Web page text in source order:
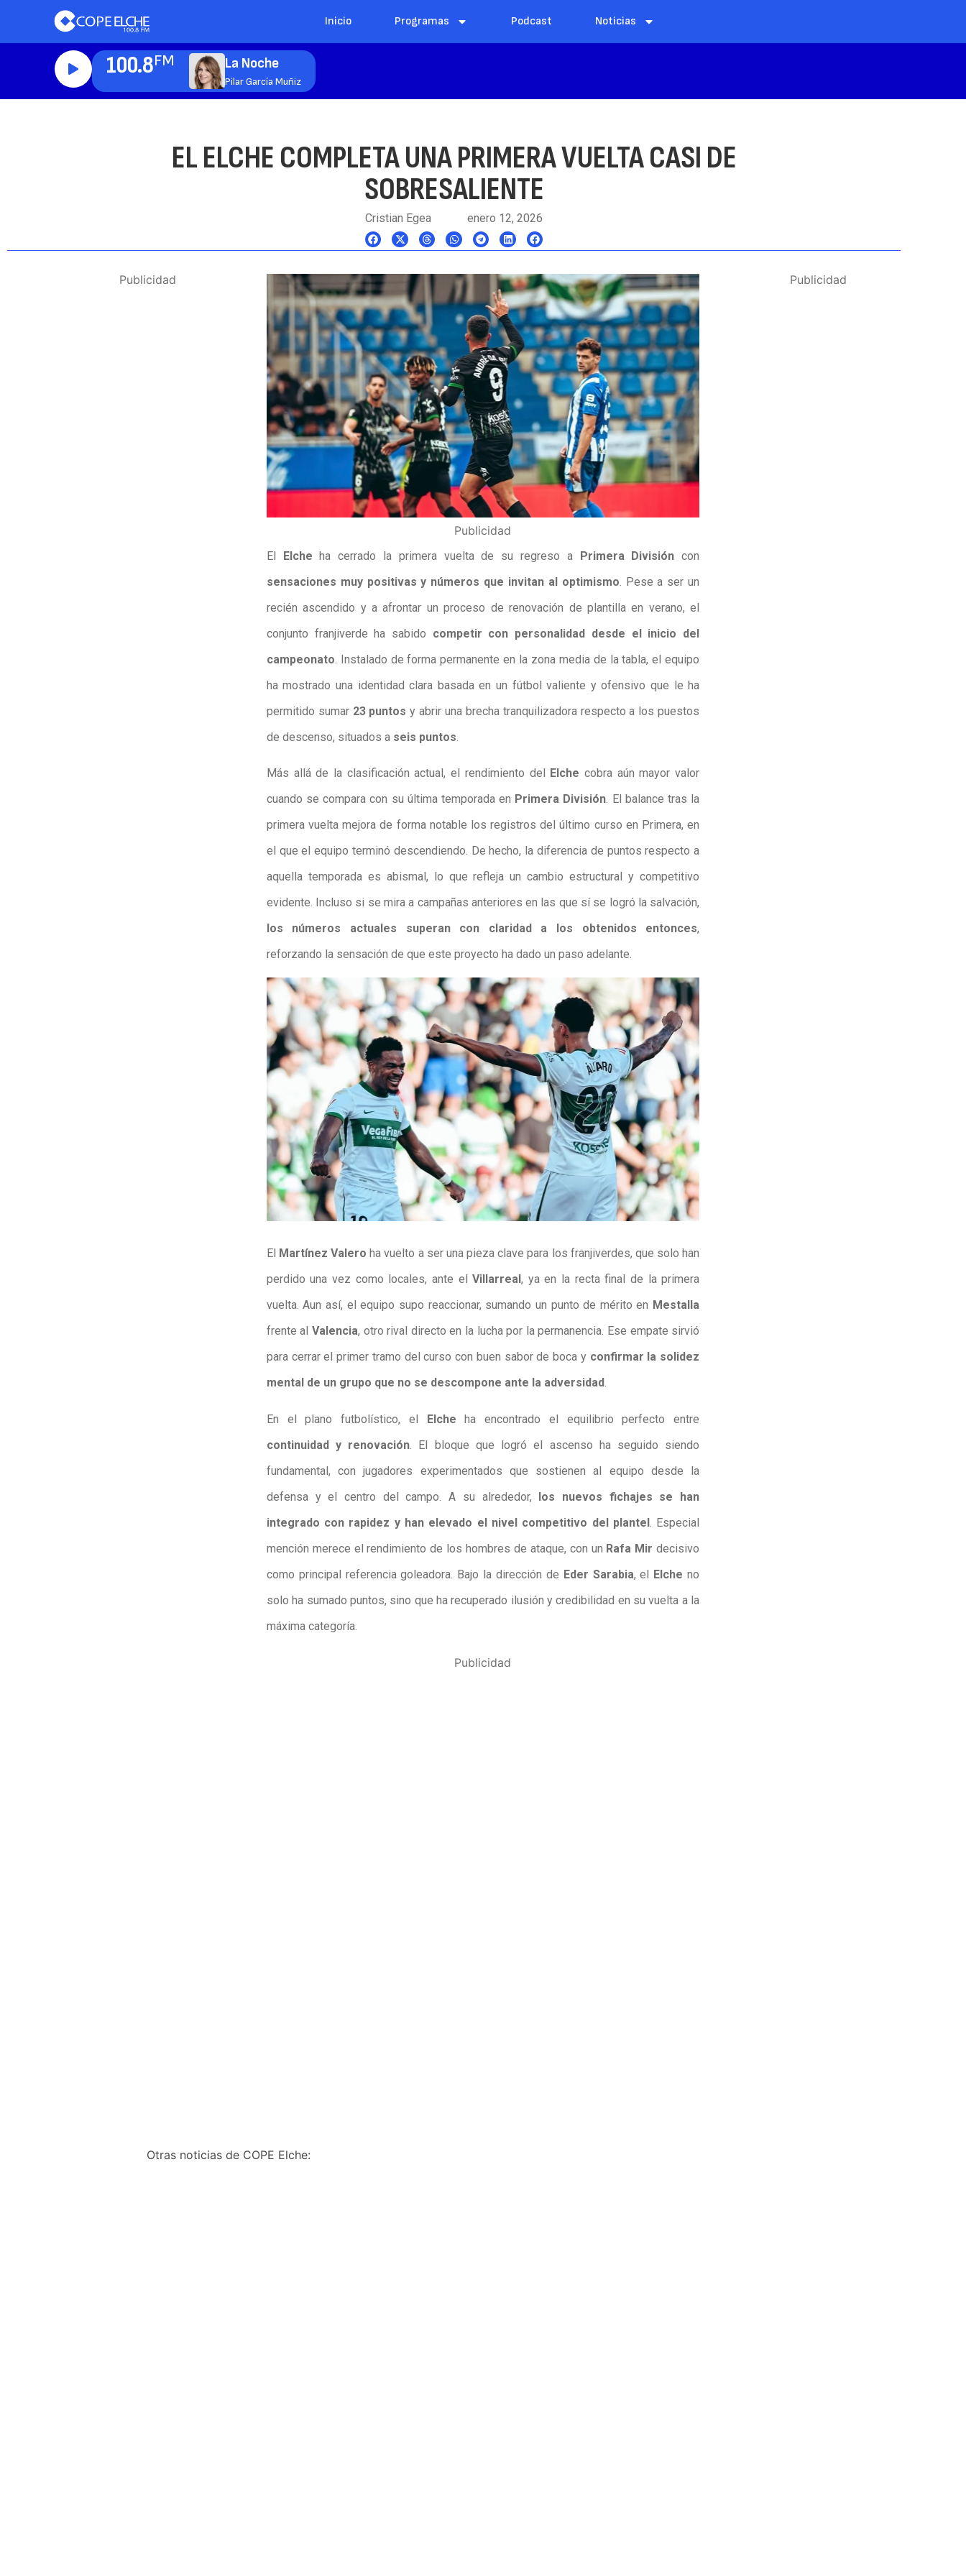
Inicio Programas Podcast Noticias
100.8FM La Noche
Pilar García Muñiz
EL ELCHE COMPLETA UNA PRIMERA VUELTA CASI DE
SOBRESALIENTE
Cristian Egea enero 12, 2026
Publicidad
Publicidad
El Elche ha cerrado la primera vuelta de su regreso a Primera División con
sensaciones muy positivas y números que invitan al optimismo . Pese a ser un
recién ascendido y a afrontar un proceso de renovación de plantilla en verano, el
conjunto franjiverde ha sabido competir con personalidad desde el inicio del
campeonato . Instalado de forma permanente en la zona media de la tabla, el equipo
ha mostrado una identidad clara basada en un fútbol valiente y ofensivo que le ha
permitido sumar 23 puntos y abrir una brecha tranquilizadora respecto a los puestos
de descenso, situados a seis puntos
Más allá de la clasificación actual, el rendimiento del Elche cobra aún mayor valor
cuando se compara con su última temporada en Primera División. El balance tras la
primera vuelta mejora de forma notable los registros del último curso en Primera, en
el que el equipo terminó descendiendo. De hecho, la diferencia de puntos respecto a
aquella temporada es abismal, lo que refleja un cambio estructural y competitivo
evidente. Incluso si se mira a campañas anteriores en las que sí se logró la salvación,
los números actuales superan con claridad a los obtenidos entonces,
reforzando la sensación de que este proyecto ha dado un paso adelante.
El Martínez Valero ha vuelto a ser una pieza clave para los franjiverdes, que solo han
perdido una vez como locales, ante elVillarreal, ya en la recta final de la primera
vuelta. Aun así, el equipo supo reaccionar, sumando un punto de mérito en Mestalla
frente alValencia, otro rival directo en la lucha por la permanencia. Ese empate sirvió
para cerrar el primer tramo del curso con buen sabor de boca y confirmar la solidez
mental de un grupo que no se descompone ante la adversidad.
En el plano futbolístico, el Elche ha encontrado el equilibrio perfecto entre
continuidad y renovación . El bloque que logró el ascenso ha seguido siendo
fundamental, con jugadores experimentados que sostienen al equipo desde la
defensa y el centro del campo. A su alrededor, los nuevos fichajes se han
integrado con rapidez y han elevado el nivel competitivo del plantel. Especial
mención merece el rendimiento de los hombres de ataque, con un Rafa Mir decisivo
como principal referencia goleadora. Bajo la dirección de Eder Sarabia, el Elche no
solo ha sumado puntos, sino que ha recuperado ilusión y credibilidad en su vuelta a la
máxima categoría.
Publicidad
Publicidad
Otras noticias de COPE Elche: